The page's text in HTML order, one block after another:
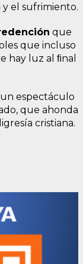
el sufrimiento.
que
que incluso
hay luz al ﬁnal
un espectáculo
que ahonda
cristiana.